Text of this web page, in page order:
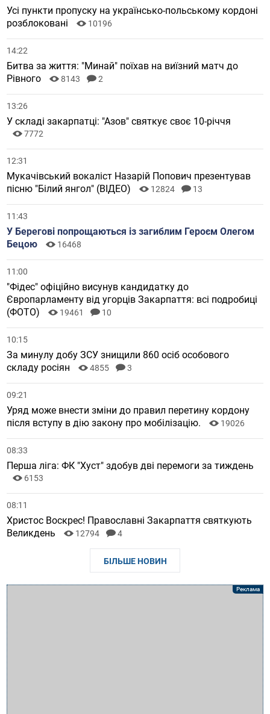
Усі пункти пропуску на українсько-польському кордоні
розблоковані
10196
14:22
Битва за життя: "Минай" поїхав на виїзний матч до
Рівного
8143 2
13:26
У складі закарпатці: "Азов" святкує своє 10-річчя
7772
12:31
Мукачівський вокаліст Назарій Попович презентував
пісню "Білий янгол" (ВІДЕО)
12824 13
11:43
У Берегові попрощаються із загиблим Героєм Олегом
Бецою
16468
11:00
"Фідес" офіційно висунув кандидатку до
Європарламенту від угорців Закарпаття: всі подробиці
(ФОТО)
19461 10
10:15
За минулу добу ЗСУ знищили 860 осіб особового
складу росіян
4855 3
09:21
Уряд може внести зміни до правил перетину кордону
після вступу в дію закону про мобілізацію.
19026
08:33
Перша ліга: ФК "Хуст" здобув дві перемоги за тиждень
6153
08:11
Христос Воскрес! Православні Закарпаття святкують
Великдень
12794 4
БІЛЬШЕ НОВИН